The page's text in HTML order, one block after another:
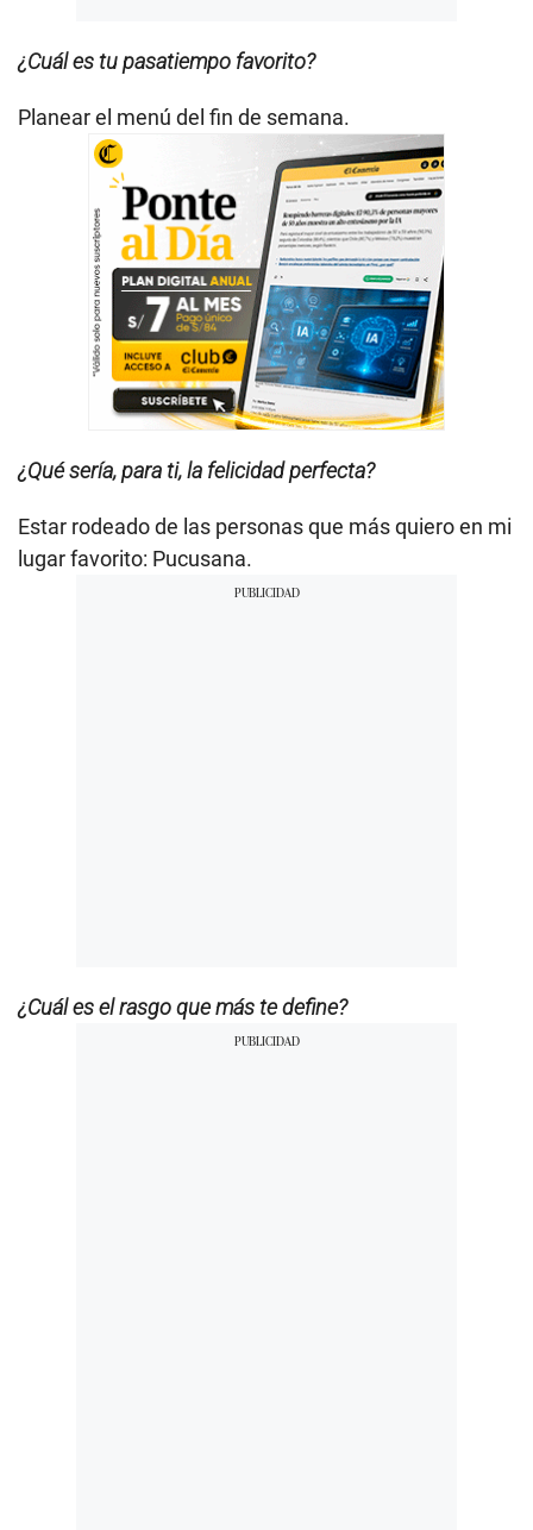
¿Cuál es tu pasatiempo favorito?
Planear el menú del fin de semana.
¿Qué sería, para ti, la felicidad perfecta?
Estar rodeado de las personas que más quiero en mi
lugar favorito: Pucusana.
¿Cuál es el rasgo que más te define?